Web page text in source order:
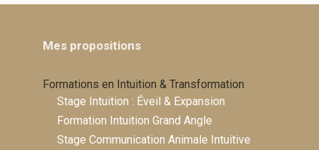
Mes propositions
Formations en Intuition & Transformation
Stage Intuition : Éveil & Expansion
Formation Intuition Grand Angle
Stage Communication Animale Intuitive